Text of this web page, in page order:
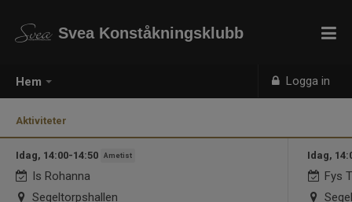
Hem Logga in
Svea Konståkningsklubb
Aktiviteter
Idag, 14:00-14:50 Ametist
Is Rohanna
Segeltorpshallen
Idag,
Fys